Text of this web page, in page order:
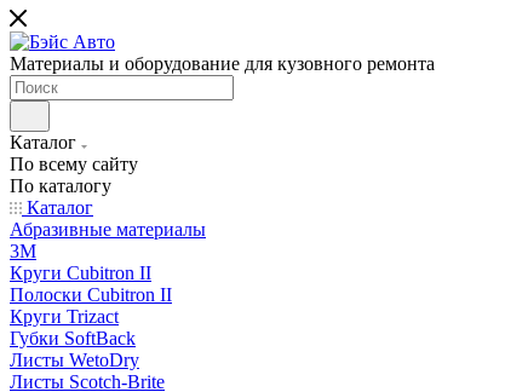
Материалы и оборудование для кузовного ремонта
Каталог
По всему сайту
По каталогу
Каталог
Абразивные материалы
3M
Круги Cubitron II
Полоски Cubitron II
Круги Trizact
Губки SoftBack
Листы WetoDry
Листы Scotch-Brite